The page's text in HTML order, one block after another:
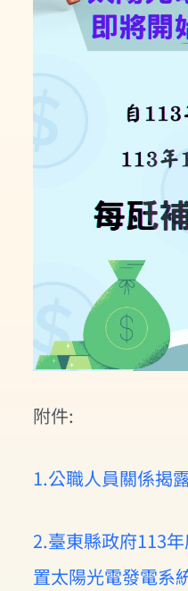
附件:
1.公職人員關係揭
2.臺東縣政府113
置太陽光電發電系